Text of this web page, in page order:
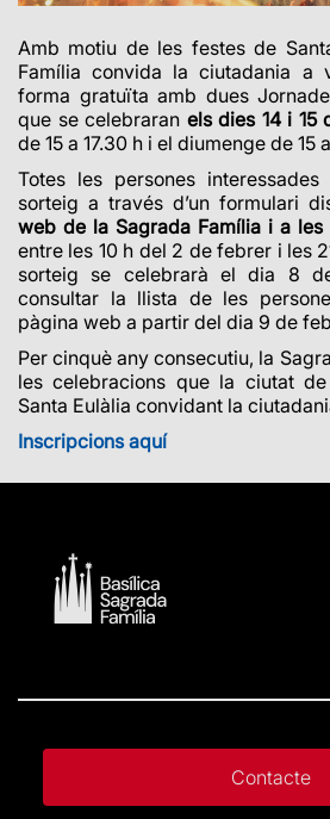
Amb motiu de les festes de
Família convida la ciutadania a
forma gratuïta amb dues
que se celebraran els dies 14 i 15
de 15 a 17.30 h i el diumenge de 15
Totes les persones interessades
sorteig a través d’un formulari
web de la Sagrada Família i a les
entre les 10 h del 2 de febrer i les
sorteig se celebrarà el dia 8
consultar la llista de les
pàgina web a partir del dia 9 de
Per cinquè any consecutiu, la
les celebracions que la ciutat
Santa Eulàlia convidant la
Inscripcions aquí
Contacte